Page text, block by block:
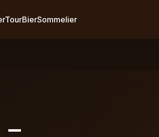
BierSommelier